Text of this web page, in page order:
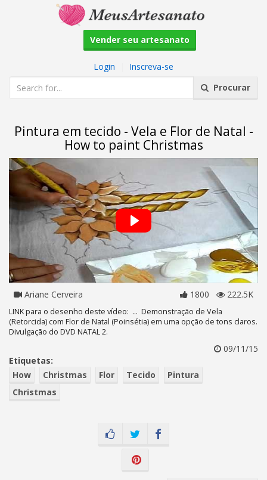
Vender seu artesanato
Login
Inscreva-se
Procurar
Pintura em tecido - Vela e Flor de Natal -
How to paint Christmas
Ariane Cerveira 1800 222.5K
LINK para o desenho deste vídeo: ... Demonstração de Vela
(Retorcida) com Flor de Natal (Poinsétia) em uma opção de tons claros.
Divulgação do DVD NATAL 2.
09/11/15
Etiquetas:
How
Christmas Flor Tecido
Pintura
Christmas